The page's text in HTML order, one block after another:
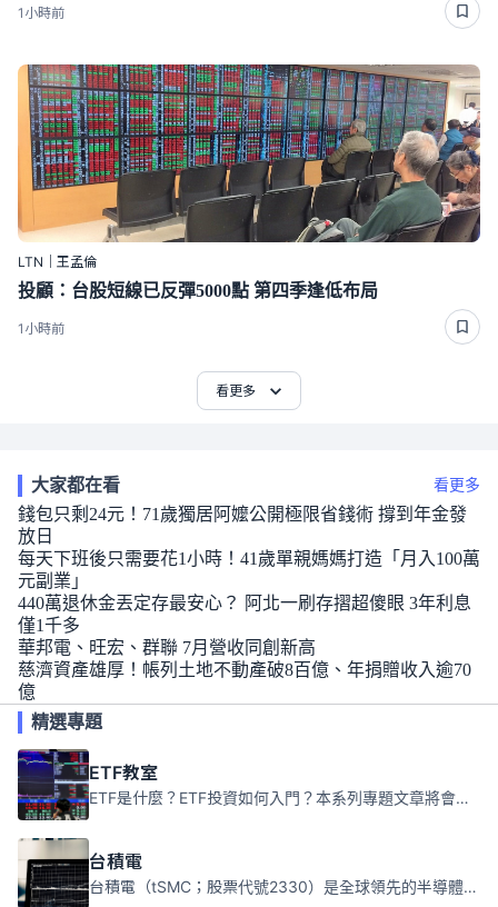
1小時前
LTN｜王孟倫
投顧：台股短線已反彈5000點 第四季逢低布局
1小時前
看更多
大家都在看 看更多
錢包只剩24元！71歲獨居阿嬤公開極限省錢術 撐到年金發
放日
每天下班後只需要花1小時！41歲單親媽媽打造「月入100萬
元副業」
440萬退休金丟定存最安心？ 阿北一刷存摺超傻眼 3年利息
僅1千多
華邦電、旺宏、群聯 7月營收同創新高
慈濟資產雄厚！帳列土地不動產破8百億、年捐贈收入逾70
億
精選專題
ETF教室
ETF是什麼？ETF投資如何入門？本系列專題文章將會告訴你新手必須知道的ETF基礎知識。
台積電
台積電（tSMC；股票代號2330）是全球領先的半導體代工公司，成立於1987年，總部位於台灣新竹。且已於美國、日本、德國及中國設廠，台積電是全球首家專業積體電路製造服務公司，也是全球最先進和最大規模的半導體代工廠。